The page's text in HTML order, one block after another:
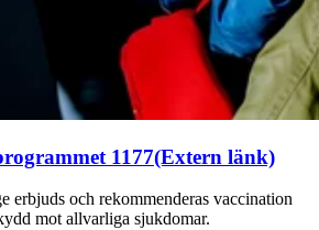
1177(Extern länk)
erbjuds och rekommenderas vaccination
mot allvarliga sjukdomar.